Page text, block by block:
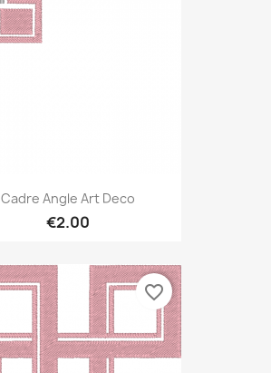
Cadre Angle Art Deco
€2.00
favorite_border